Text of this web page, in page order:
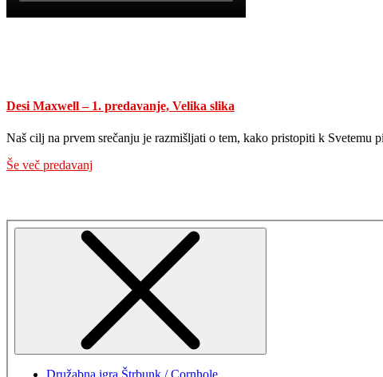
Desi Maxwell – 1. predavanje, Velika slika
Naš cilj na prvem srečanju je razmišljati o tem, kako pristopiti k Svetemu
Še več predavanj